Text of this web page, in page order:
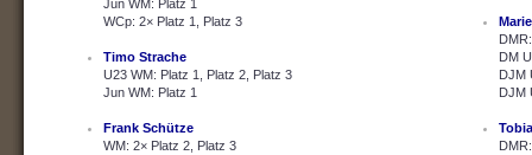
Jun WM: Platz 1
WCp: 2× Platz 1, Platz 3
Timo Strache
U23 WM: Platz 1, Platz 2, Platz 3
Jun WM: Platz 1
Frank Schütze
WM: 2× Platz 2, Platz 3
DM
DJM
DJM